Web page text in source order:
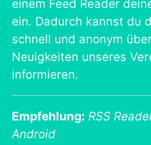
einem Feed Reader
ein. Dadurch kannst du
schnell und anonym
Neuigkeiten unseres
informieren.
Empfehlung: RSS
Android